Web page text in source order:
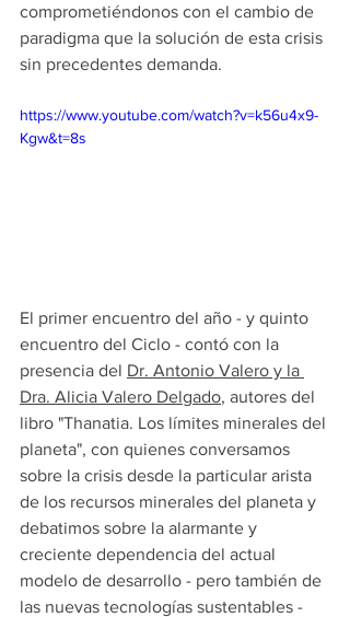
comprometiéndonos con el cambio de
paradigma que la solución de esta crisis
sin precedentes demanda.
https://www.youtube.com/watch?v=k56u4x9-
Kgw&t=8s
El primer encuentro del año - y quinto
encuentro del Ciclo - contó con la
presencia del Dr. Antonio Valero y la
Dra. Alicia Valero Delgado, autores del
libro "Thanatia. Los límites minerales del
planeta", con quienes conversamos
sobre la crisis desde la particular arista
de los recursos minerales del planeta y
debatimos sobre la alarmante y
creciente dependencia del actual
modelo de desarrollo - pero también de
las nuevas tecnologías sustentables -